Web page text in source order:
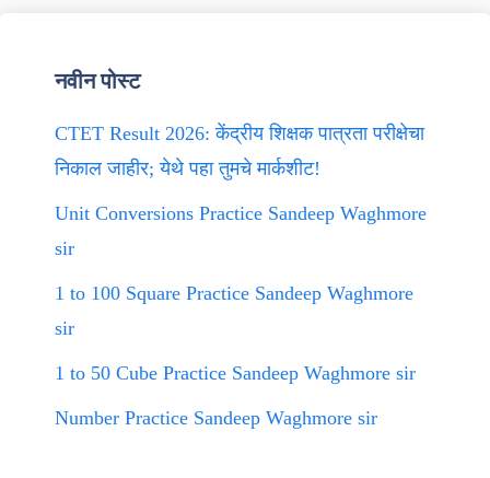
नवीन पोस्ट
CTET Result 2026: केंद्रीय शिक्षक पात्रता परीक्षेचा
निकाल जाहीर; येथे पहा तुमचे मार्कशीट!
Unit Conversions Practice Sandeep Waghmore
sir
1 to 100 Square Practice Sandeep Waghmore
sir
1 to 50 Cube Practice Sandeep Waghmore sir
Number Practice Sandeep Waghmore sir